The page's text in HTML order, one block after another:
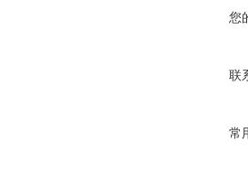
您
联
常